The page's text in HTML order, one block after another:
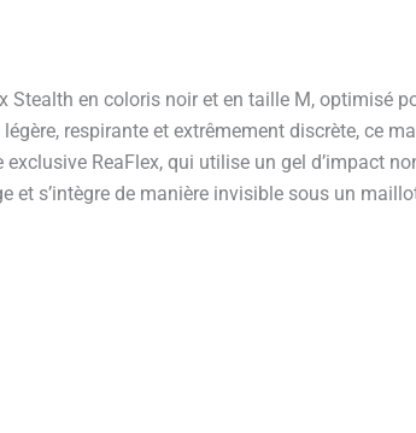
en coloris noir et en taille M, optimisé
respirante et extrêmement discrète, ce
ReaFlex, qui utilise un gel d’impact
s’intègre de manière invisible sous un